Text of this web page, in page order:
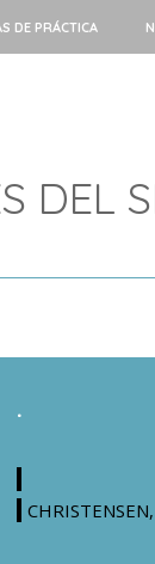
DE PRÁCTICA
DEL
.